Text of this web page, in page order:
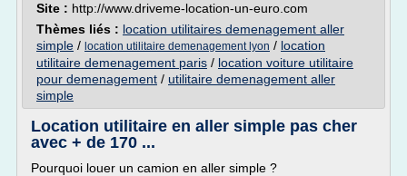
Site : http://www.driveme-location-un-euro.com
Thèmes liés : location utilitaires demenagement aller
simple / location utilitaire demenagement lyon / location
utilitaire demenagement paris / location voiture utilitaire
pour demenagement / utilitaire demenagement aller
simple
Location utilitaire en aller simple pas cher
avec + de 170 ...
Pourquoi louer un camion en aller simple ?